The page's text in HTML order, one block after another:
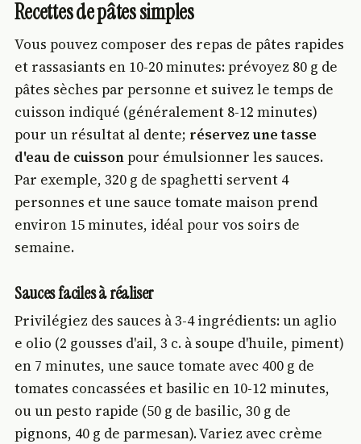
Recettes de pâtes simples
Vous pouvez composer des repas de pâtes rapides
et rassasiants en 10-20 minutes: prévoyez 80 g de
pâtes sèches par personne et suivez le temps de
cuisson indiqué (généralement 8-12 minutes)
pour un résultat al dente; réservez une tasse
d'eau de cuissonpour émulsionner les sauces.
Par exemple, 320 g de spaghetti servent 4
personnes et une sauce tomate maison prend
environ 15 minutes, idéal pour vos soirs de
semaine.
Sauces faciles à réaliser
Privilégiez des sauces à 3-4 ingrédients: un aglio
e olio (2 gousses d'ail, 3 c. à soupe d'huile, piment)
en 7 minutes, une sauce tomate avec 400 g de
tomates concassées et basilic en 10-12 minutes,
ou un pesto rapide (50 g de basilic, 30 g de
pignons, 40 g de parmesan). Variez avec crème